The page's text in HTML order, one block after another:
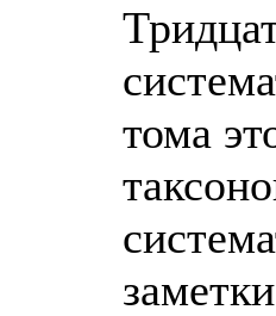
тома